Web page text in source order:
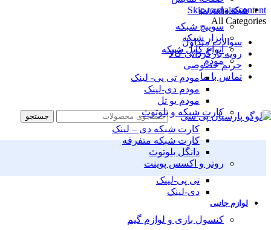
Skip to main content
All Categories
سوالات متداول
رویه بازگردانی کالا
حریم خصوصی
تماس با ما
جستجو
شبکه و اینترنت
سوییچ شبکه
ابزار شبکه
انواع کابل شبکه
مودم
مودم تی پی- لینک
مودم دی-لینک
مودم یو تل
کارت شبکه و بلوتوث
کارت شبکه دی – لینک
کارت شبکه متفرقه
دانگل بلوتوث
روتر و اکسس پوینت
تی پی-لینک
دی-لینک
لوازم جانبی
کنسول بازی و لوازم گیم